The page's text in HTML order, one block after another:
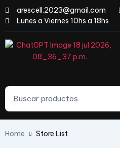
arescell.2023@gmail.com
Lunes a Viernes 10hs a 18hs
Home Store List